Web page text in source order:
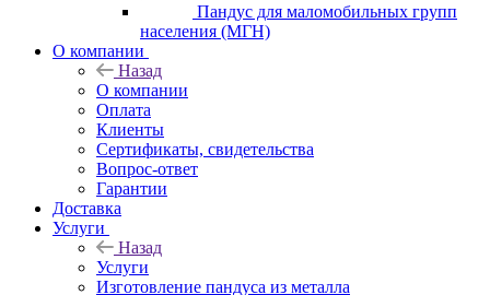
Пандус для маломобильных групп
населения (МГН)
О компании
Назад
О компании
Оплата
Клиенты
Сертификаты, свидетельства
Вопрос-ответ
Гарантии
Доставка
Услуги
Назад
Услуги
Изготовление пандуса из металла